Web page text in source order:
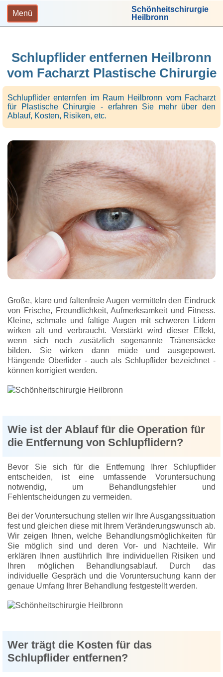
Menü
Schönheitschirurgie
Heilbronn
Schlupflider entfernen Heilbronn
vom Facharzt Plastische Chirurgie
Schlupflider enternfen im Raum Heilbronn vom Facharzt
für Plastische Chirurgie - erfahren Sie mehr über den
Ablauf, Kosten, Risiken, etc.
Große, klare und faltenfreie Augen vermitteln den Eindruck
von Frische, Freundlichkeit, Aufmerksamkeit und Fitness.
Kleine, schmale und faltige Augen mit schweren Lidern
wirken alt und verbraucht. Verstärkt wird dieser Effekt,
wenn sich noch zusätzlich sogenannte Tränensäcke
bilden. Sie wirken dann müde und ausgepowert.
Hängende Oberlider - auch als Schlupflider bezeichnet -
können korrigiert werden.
Wie ist der Ablauf für die Operation für
die Entfernung von Schlupflidern?
Bevor Sie sich für die Entfernung Ihrer Schlupflider
entscheiden, ist eine umfassende Voruntersuchung
notwendig, um Behandlungsfehler und
Fehlentscheidungen zu vermeiden.
Bei der Voruntersuchung stellen wir Ihre Ausgangssituation
fest und gleichen diese mit Ihrem Veränderungswunsch ab.
Wir zeigen Ihnen, welche Behandlungsmöglichkeiten für
Sie möglich sind und deren Vor- und Nachteile. Wir
erklären Ihnen ausführlich Ihre individuellen Risiken und
Ihren möglichen Behandlungsablauf. Durch das
individuelle Gespräch und die Voruntersuchung kann der
genaue Umfang Ihrer Behandlung festgestellt werden.
Wer trägt die Kosten für das
Schlupflider entfernen?